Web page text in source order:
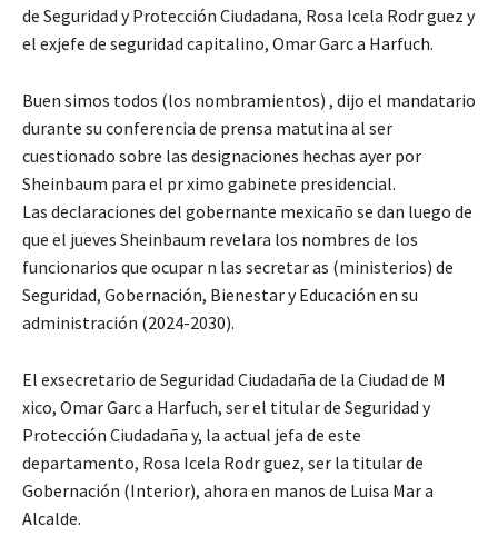
de Seguridad y Protección Ciudadana, Rosa Icela Rodr guez y
el exjefe de seguridad capitalino, Omar Garc a Harfuch.
Buen simos todos (los nombramientos) , dijo el mandatario
durante su conferencia de prensa matutina al ser
cuestionado sobre las designaciones hechas ayer por
Sheinbaum para el pr ximo gabinete presidencial.
Las declaraciones del gobernante mexicaño se dan luego de
que el jueves Sheinbaum revelara los nombres de los
funcionarios que ocupar n las secretar as (ministerios) de
Seguridad, Gobernación, Bienestar y Educación en su
administración (2024-2030).
El exsecretario de Seguridad Ciudadaña de la Ciudad de M
xico, Omar Garc a Harfuch, ser el titular de Seguridad y
Protección Ciudadaña y, la actual jefa de este
departamento, Rosa Icela Rodr guez, ser la titular de
Gobernación (Interior), ahora en manos de Luisa Mar a
Alcalde.